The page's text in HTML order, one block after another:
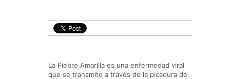
La Fiebre Amarilla es una enfermedad viral
que se transmite a través de la picadura de